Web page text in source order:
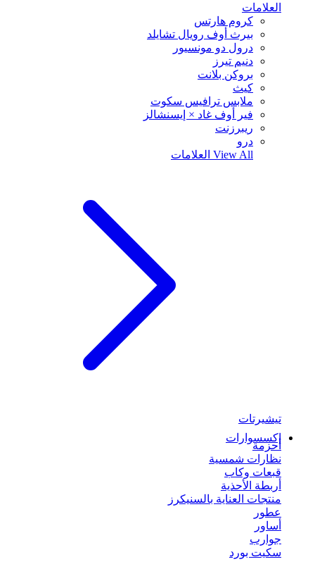
العلامات
كروم هارتس
بيرث أوف رويال تشايلد
درول دو مونسيور
دنيم تيرز
بروكن بلانت
كيث
ملابس ترافيس سكوت
فير أوف غاد × إيسنشالز
ريبرزنت
درو
View All العلامات
تيشيرتات
إكسسوارات
أحزمة
نظارات شمسية
قبعات وكاب
أربطة الأحذية
منتجات العناية بالسنيكرز
عطور
أساور
جوارب
سكيت بورد